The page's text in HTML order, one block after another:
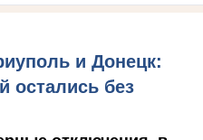
и Донецк:
остались без